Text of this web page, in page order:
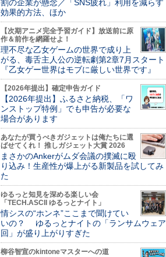
割の企業が懸念／「SNS疲れ」利用を減らす
効果的方法、ほか
【次期アニメ完全予習ガイド】放送前に原
作＆前作を網羅せよ！
理不尽な乙女ゲームの世界で成り上
がる、毒舌主人公の逆転劇第2章7月スタート
『乙女ゲー世界はモブに厳しい世界です』
【2026年提出】確定申告ガイド
【2026年提出】ふるさと納税、「ワ
ンストップ特例」でも申告が必要な
場合があります
あなたが買うべきガジェットは俺たちに選
ばせてくれ！ 推しガジェット大賞 2026
まさかのAnkerがムダ会議の撲滅に殴
り込み！生産性が爆上がる新製品を試してみ
た
ゆるっと知見を深める楽しい会
「TECH.ASCII ゆるっとナイト」
情シスの“ホンネ”ここまで聞けてい
いの？ ゆるっとナイトの「ランサムウェア
回」が盛り上がりすぎた
柳谷智宣のkintoneマスターへの道